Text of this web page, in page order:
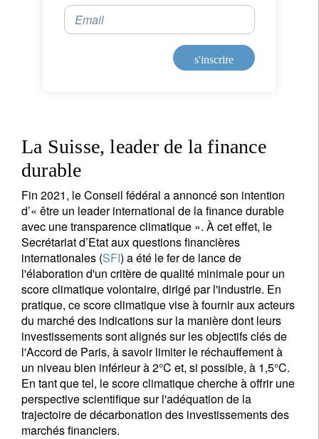
Email
s'inscrire
La Suisse, leader de la finance
durable
Fin 2021, le Conseil fédéral a annoncé son intention
d’« être un leader international de la finance durable
avec une transparence climatique ». À cet effet, le
Secrétariat d’Etat aux questions financières
internationales (SFI) a été le fer de lance de
l'élaboration d'un critère de qualité minimale pour un
score climatique volontaire, dirigé par l'industrie. En
pratique, ce score climatique vise à fournir aux acteurs
du marché des indications sur la manière dont leurs
investissements sont alignés sur les objectifs clés de
l'Accord de Paris, à savoir limiter le réchauffement à
un niveau bien inférieur à 2°C et, si possible, à 1,5°C.
En tant que tel, le score climatique cherche à offrir une
perspective scientifique sur l'adéquation de la
trajectoire de décarbonation des investissements des
marchés financiers.